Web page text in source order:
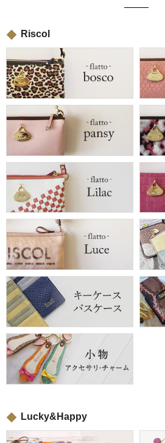
Riscol
Lucky&Happy